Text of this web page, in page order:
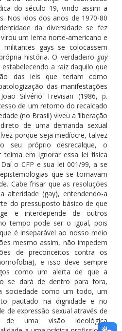
do século 19, vindo assim a
Nos idos dos anos de 1970-80
da diversidade se fez
um lema norte-americano e
gays se colocassem
história. O verdadeiro gay
a raiz daquilo que
das leis que teriam como
das manifestações
Silvério Trevisan (1986, p.
de um retorno do recalcado
(no Brasil) viveu a ‘liberação
de uma demanda sexual
porque seja medíocre, talvez
seu próprio desrecalque, o
teima em ignorar essa lei física
o CFP e sua lei 001/99, a se
que se tornavam
Cabe frisar que as resoluções
alteridade (gay), entendendo-a
do pressuposto básico de que
e interdepende de outros
tempo pode ser o igual, pois
é inseparável ao nosso meio
mesmo assim, não impedem
de preconceitos contra os
e isso deve sempre
como um alerta de que a
se dará de dentro para fora,
sociedade como um todo, um
pautado na dignidade e no
de expressão sexual através de
de uma visão ideológica